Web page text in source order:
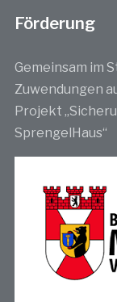
Förderung
Gemeinsam im
Zuwendungen
Projekt
SprengelHaus“